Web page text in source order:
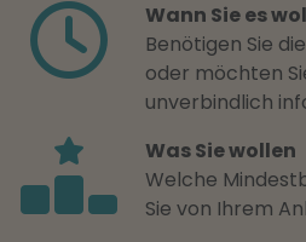
Wann Sie es
Benötigen Sie
oder möchten
unverbindlich
Was Sie wollen
Welche
Sie von Ihrem